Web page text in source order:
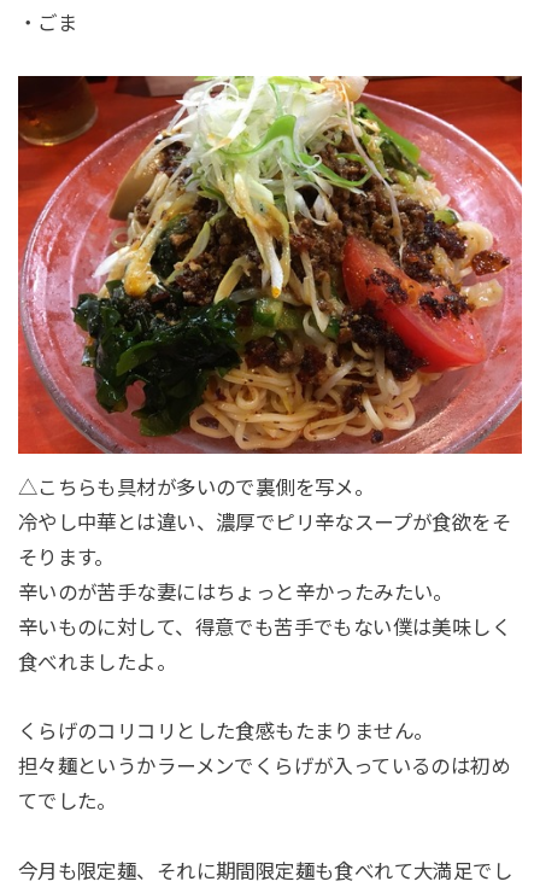
・ごま
△こちらも具材が多いので裏側を写メ。
冷やし中華とは違い、濃厚でピリ辛なスープが食欲をそ
そります。
辛いのが苦手な妻にはちょっと辛かったみたい。
辛いものに対して、得意でも苦手でもない僕は美味しく
食べれましたよ。
くらげのコリコリとした食感もたまりません。
担々麺というかラーメンでくらげが入っているのは初め
てでした。
今月も限定麺、それに期間限定麺も食べれて大満足でし